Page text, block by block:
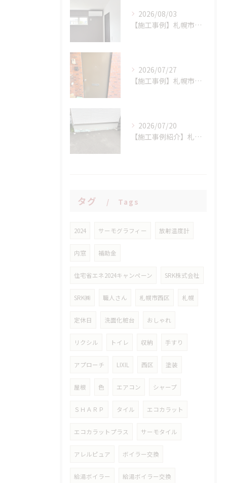
2026/08/03
【施工事例】札幌市手稲区 N様邸 室外機設置場所に配慮したエアコン新設工事！
2026/07/27
【施工事例】札幌市西区 K様邸 マンション玄関ドア交換工事：LIXIL リシェント(持ち出し工法)で、断熱性と防犯性を一気にアップ！
2026/07/20
【施工事例紹介】札幌市西区 S様邸 断熱基礎の剥離トラブルを解消！高耐久基礎保護材「インサルキソッシュMore」を用いた基礎補修工事
タグ Tags
2024 サーモグラフィー 放射温度計
内窓 補助金
住宅省エネ2024キャンペーン SRK株式会社
SRK㈱ 職人さん 札幌市西区 札幌
定休日 洗面化粧台 おしゃれ
リクシル トイレ 収納 手すり
アプローチ LIXIL 西区 塗装
屋根 色 エアコン シャープ
ＳＨＡＲＰ タイル エコカラット
エコカラットプラス サーモタイル
アレルピュア ボイラー交換
給湯ボイラー 給湯ボイラー交換